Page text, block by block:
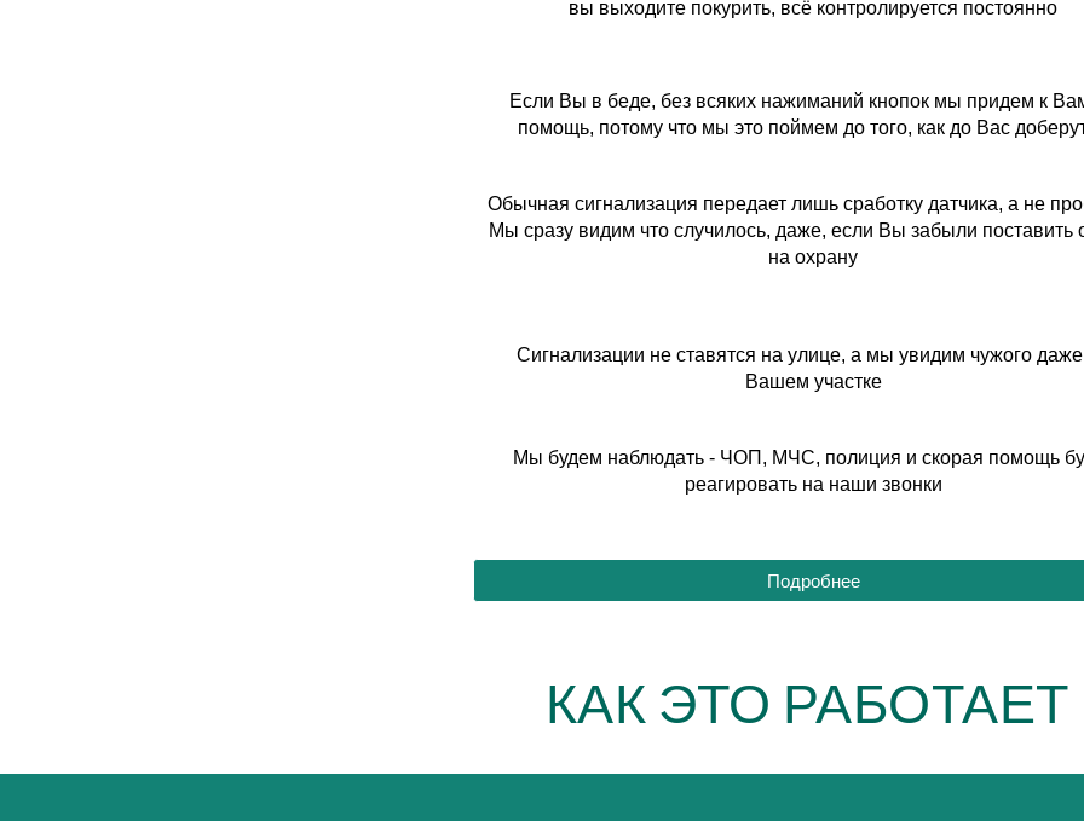
вы выходите покурить, всё контролируется постоянно​
Если Вы в беде, без всяких нажиманий кнопок мы придем к
помощь, потому что мы это поймем до того, как до Вас
Обычная сигнализация передает лишь сработку датчика, а не
Мы сразу видим что случилось, даже, если Вы забыли поставить
на охрану
Сигнализации не ставятся на улице, а мы увидим чужого
Вашем участке
Мы будем наблюдать - ЧОП, МЧС, полиция и скорая помощь
реагировать на наши звонки
Подробнее
КАК ЭТО РАБОТАЕТ